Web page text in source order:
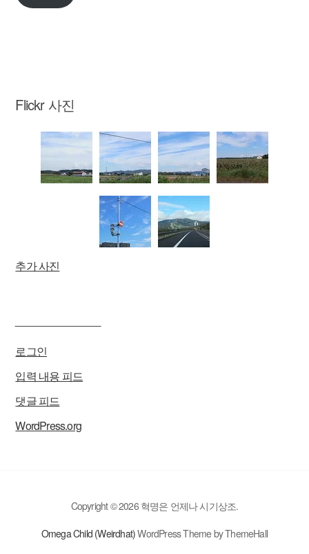
주
Flickr 사진
추가 사진
로그인
입력 내용 피드
댓글 피드
WordPress.org
Copyright © 2026 혁명은 언제나 시기상조.
Omega Child (Weirdhat)WordPress Theme by ThemeHall